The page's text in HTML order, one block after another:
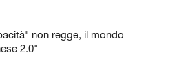
non regge, il mondo
2.0"